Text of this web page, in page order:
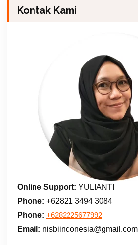
Kontak Kami
Online Support: YULIANTI
Phone: +62821 3494 3084
Phone: +6282225677992
Email: nisbiindonesia@gmail.com